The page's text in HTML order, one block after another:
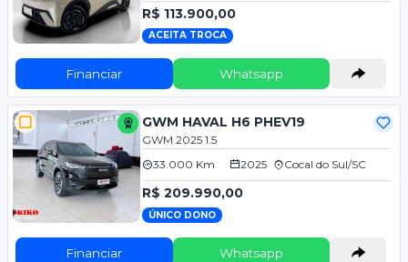
R$ 113.900,00
ACEITA TROCA
Financiar Whatsapp
GWM HAVAL H6 PHEV19
GWM 2025 1.5
33.000 Km
2025 Cocal do Sul/SC
R$ 209.990,00
ÚNICO DONO
Financiar Whatsapp